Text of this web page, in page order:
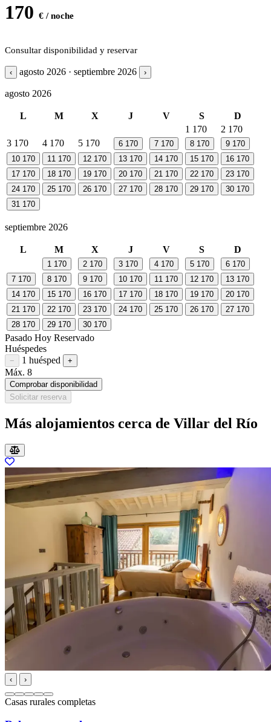
170 € / noche
Consultar disponibilidad y reservar
‹ agosto 2026 · septiembre 2026 ›
agosto 2026
L M X J V S
D
1 170 2 170
3 170 4 170 5 170 6 170 7 170 8 170 9 170
10 170 11 170 12 170 13 170 14 170 15 170 16 170
17 170 18 170 19 170 20 170 21 170 22 170 23 170
24 170 25 170 26 170 27 170 28 170 29 170 30 170
31 170
septiembre 2026
L M X J V S D
1 170 2 170 3 170 4 170 5 170 6 170
7 170 8 170 9 170 10 170 11 170 12 170 13 170
14 170 15 170 16 170 17 170 18 170 19 170 20 170
21 170 22 170 23 170 24 170 25 170 26 170 27 170
28 170 29 170 30 170
Pasado Hoy Reservado
Huéspedes
Restar huésped
− 1 huésped Sumar huésped
+
Máx. 8
Comprobar disponibilidad
Solicitar reserva
Más alojamientos cerca de Villar del Río
‹ ›
Casas rurales completas